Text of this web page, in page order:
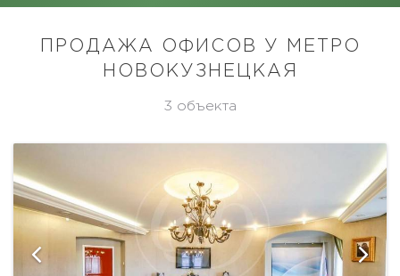
ПРОДАЖА ОФИСОВ У МЕТРО
НОВОКУЗНЕЦКАЯ
3 объекта